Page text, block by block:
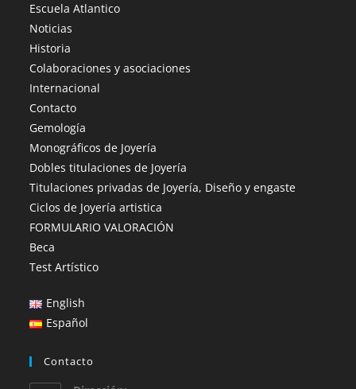
Escuela Atlantico
Noticias
Historia
Colaboraciones y asociaciones
Internacional
Contacto
Gemología
Monográficos de Joyería
Dobles titulaciones de Joyería
Titulaciones privadas de Joyería, Diseño y engaste
Ciclos de Joyería artistica
FORMULARIO VALORACIÓN
Beca
Test Artístico
English
Español
Contacto